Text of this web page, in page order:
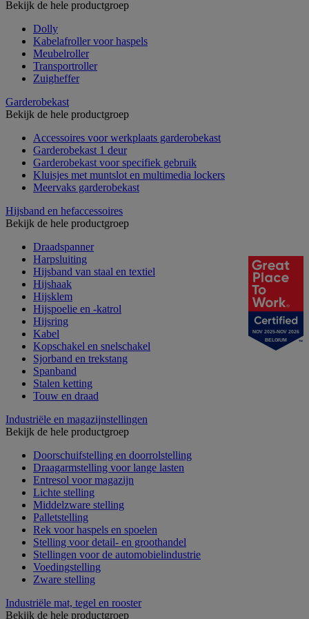
Bekijk de hele productgroep
Dolly
Kabelafroller voor haspels
Meubelroller
Transportroller
Zuigheffer
Garderobekast
Bekijk de hele productgroep
Accessoires voor werkplaats garderobekast
Garderobekast 1 deur
Garderobekast voor specifiek gebruik
Kluisjes met muntslot en multimedia lockers
Meervaks garderobekast
Hijsband en hefaccessoires
Bekijk de hele productgroep
Draadspanner
Harpsluiting
Hijsband van staal en textiel
Hijshaak
Hijsklem
Hijspoelie en -katrol
Hijsring
Kabel
Kopschakel en snelschakel
Sjorband en trekstang
Spanband
Stalen ketting
Touw en draad
Industriële en magazijnstellingen
Bekijk de hele productgroep
Doorschuifstelling en doorrolstelling
Draagarmstelling voor lange lasten
Entresol voor magazijn
Lichte stelling
Middelzware stelling
Palletstelling
Rek voor haspels en spoelen
Stelling voor detail- en groothandel
Stellingen voor de automobielindustrie
Voedingstelling
Zware stelling
Industriële mat, tegel en rooster
Bekijk de hele productgroep
NOV 2025-NOV 2026
BELGIUM